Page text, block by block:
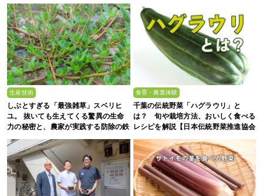
生産技術
しぶとすぎる「最強雑草」スベリヒ
ユ。 抜いても生えてくる驚異の生命
力の秘密と、農家が実践する防除の鉄
則
食育・農業体験
千葉の伝統野菜「ハグラウリ」と
は？ 旬や栽培方法、おいしく食べる
レシピを解説【日本伝統野菜推進協会
監修】